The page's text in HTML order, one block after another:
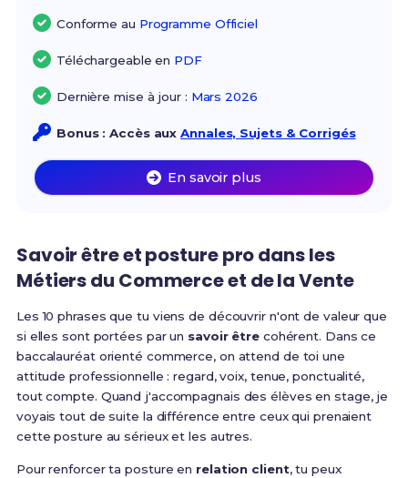
Conforme au Programme Officiel
Téléchargeable en PDF
Dernière mise à jour : Mars 2026
Bonus : Accès auxAnnales, Sujets & Corrigés
En savoir plus
Savoir être et posture pro dans les
Métiers du Commerce et de la Vente
Les 10 phrases que tu viens de découvrir n'ont de valeur que
si elles sont portées par un savoir êtrecohérent. Dans ce
baccalauréat orienté commerce, on attend de toi une
attitude professionnelle : regard, voix, tenue, ponctualité,
tout compte. Quand j'accompagnais des élèves en stage, je
voyais tout de suite la différence entre ceux qui prenaient
cette posture au sérieux et les autres.
Pour renforcer ta posture en relation client, tu peux